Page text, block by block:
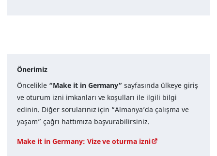
Önerimiz
Öncelikle “Make it in Germany” sayfasında ülkeye giriş
ve oturum izni imkanları ve koşulları ile ilgili bilgi
edinin. Diğer sorularınız için “Almanya’da çalışma ve
yaşam” çağrı hattımıza başvurabilirsiniz.
Make it in Germany: Vize ve oturma izni